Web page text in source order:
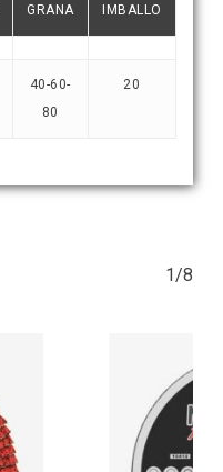
GRANA IMBALLO
40-60-
80
20
1/8